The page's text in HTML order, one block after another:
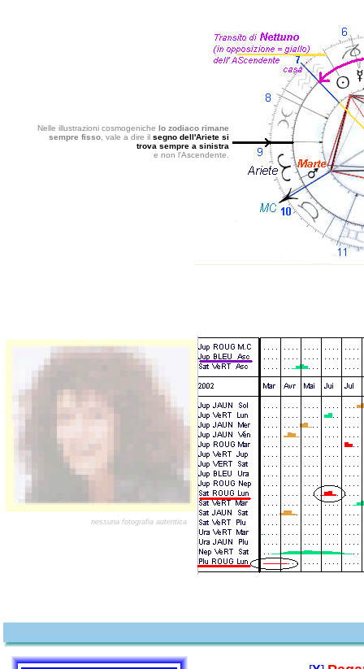
nessuna fotografia autentica
Nelle illustrazioni cosmogeniche lo zodiaco rimane
sempre fisso , vale a dire il segno dell'Ariete si
trova sempre a sinistra
e non l'Ascendente.